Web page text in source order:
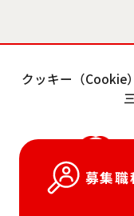
募集職
募集業務
募集業務詳細のご
クッキー（Cookie
©